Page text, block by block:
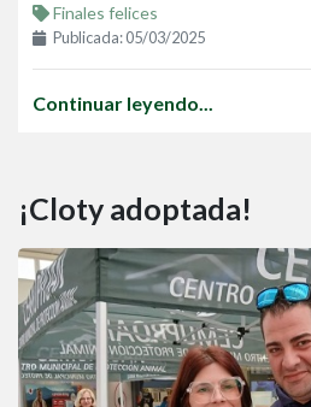
Finales felices
Publicada: 05/03/2025
Continuar leyendo...
¡Cloty adoptada!